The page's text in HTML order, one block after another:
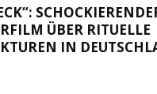
ÜBER RITUELLE
IN